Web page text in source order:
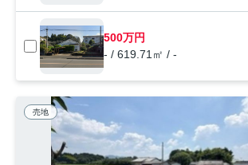
500万円
- / 619.71㎡ / -
売地